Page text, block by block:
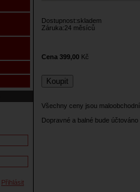
Přihlásit
Dostupnost:skladem
Záruka:24 měsíců
Cena 399,00 Kč
Všechny ceny jsou
Dopravné a balné bude